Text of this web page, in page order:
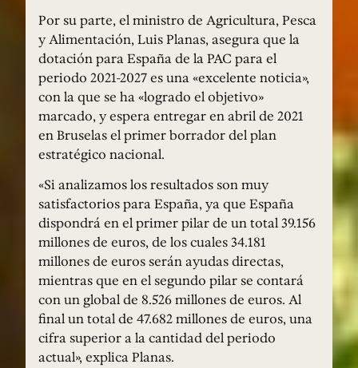
Por su parte, el ministro de Agricultura, Pesca
y Alimentación, Luis Planas, asegura que la
dotación para España de la PAC para el
periodo 2021-2027 es una «excelente noticia»,
con la que se ha «logrado el objetivo»
marcado, y espera entregar en abril de 2021
en Bruselas el primer borrador del plan
estratégico nacional.
«Si analizamos los resultados son muy
satisfactorios para España, ya que España
dispondrá en el primer pilar de un total 39.156
millones de euros, de los cuales 34.181
millones de euros serán ayudas directas,
mientras que en el segundo pilar se contará
con un global de 8.526 millones de euros. Al
final un total de 47.682 millones de euros, una
cifra superior a la cantidad del periodo
actual», explica Planas.